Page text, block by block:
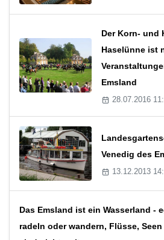
Der Korn- und
Haselünne ist
Emsland
28.07.2016
Venedig des
13.12.2013
Das Emsland ist ein Wasserland -
radeln oder wandern, Flüsse,